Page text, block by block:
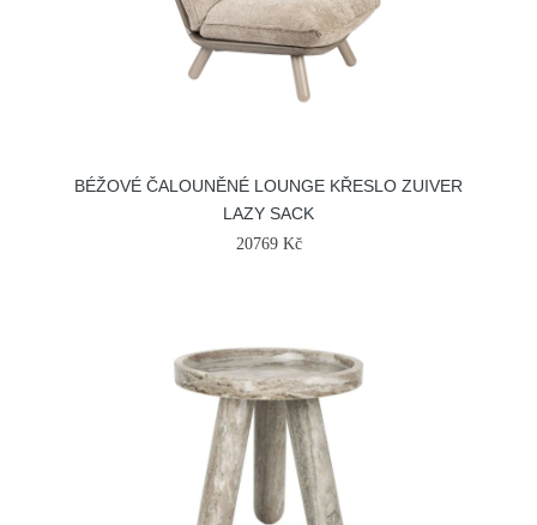
BÉŽOVÉ ČALOUNĚNÉ LOUNGE KŘESLO ZUIVER
LAZY SACK
20769 Kč